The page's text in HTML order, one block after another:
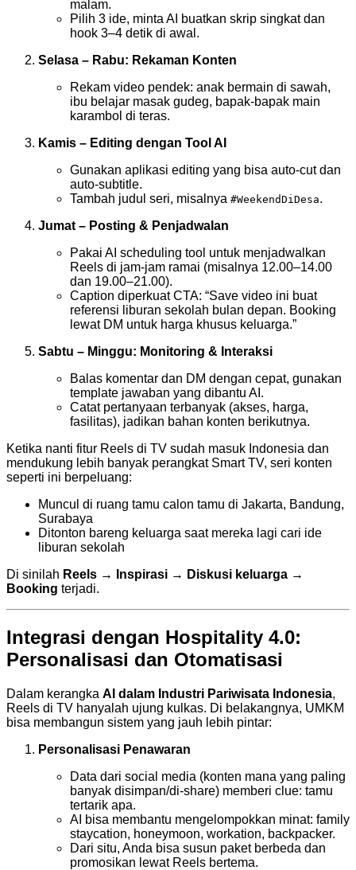
malam.
Pilih 3 ide, minta AI buatkan skrip singkat dan
hook 3–4 detik di awal.
Selasa – Rabu: Rekaman Konten
Rekam video pendek: anak bermain di sawah,
ibu belajar masak gudeg, bapak-bapak main
karambol di teras.
Kamis – Editing dengan Tool AI
Gunakan aplikasi editing yang bisa auto-cut dan
auto-subtitle.
Tambah judul seri, misalnya #WeekendDiDesa.
Jumat – Posting & Penjadwalan
Pakai AI scheduling tool untuk menjadwalkan
Reels di jam-jam ramai (misalnya 12.00–14.00
dan 19.00–21.00).
Caption diperkuat CTA: “Save video ini buat
referensi liburan sekolah bulan depan. Booking
lewat DM untuk harga khusus keluarga.”
Sabtu – Minggu: Monitoring & Interaksi
Balas komentar dan DM dengan cepat, gunakan
template jawaban yang dibantu AI.
Catat pertanyaan terbanyak (akses, harga,
fasilitas), jadikan bahan konten berikutnya.
Ketika nanti fitur Reels di TV sudah masuk Indonesia dan
mendukung lebih banyak perangkat Smart TV, seri konten
seperti ini berpeluang:
Muncul di ruang tamu calon tamu di Jakarta, Bandung,
Surabaya
Ditonton bareng keluarga saat mereka lagi cari ide
liburan sekolah
Di sinilah Reels → Inspirasi → Diskusi keluarga →
Booking terjadi.
Integrasi dengan Hospitality 4.0:
Personalisasi dan Otomatisasi
Dalam kerangka AI dalam Industri Pariwisata Indonesia,
Reels di TV hanyalah ujung kulkas. Di belakangnya, UMKM
bisa membangun sistem yang jauh lebih pintar:
Personalisasi Penawaran
Data dari social media (konten mana yang paling
banyak disimpan/di-share) memberi clue: tamu
tertarik apa.
AI bisa membantu mengelompokkan minat: family
staycation, honeymoon, workation, backpacker.
Dari situ, Anda bisa susun paket berbeda dan
promosikan lewat Reels bertema.